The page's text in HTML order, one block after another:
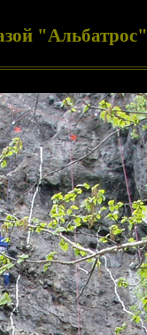
"Альбатрос"